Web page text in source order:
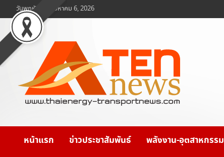
to
content
วันพฤหัสบดี, สิงหาคม 6, 2026
www.ten-news.com
หน้าแรก ข่าวประชาสัมพันธ์ พลังงาน-อุตสาหกรรม